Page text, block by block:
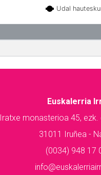
Udal
Euskalerria
Iratxe monasterioa 45, ezk.
31011 Iruñea -
(0034) 948 17